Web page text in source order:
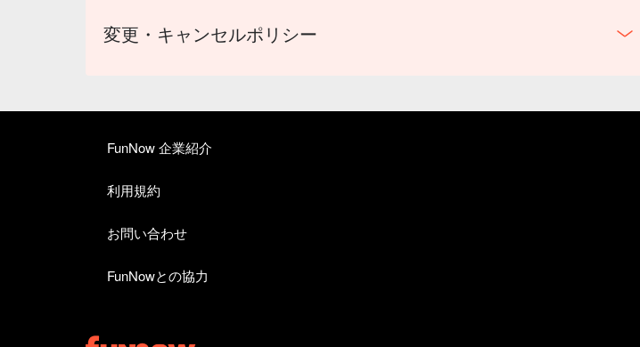
変更・キャンセルポリシー
FunNow 企業紹介
利用規約
お問い合わせ
FunNowとの協力